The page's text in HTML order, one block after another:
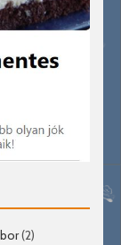
(2)